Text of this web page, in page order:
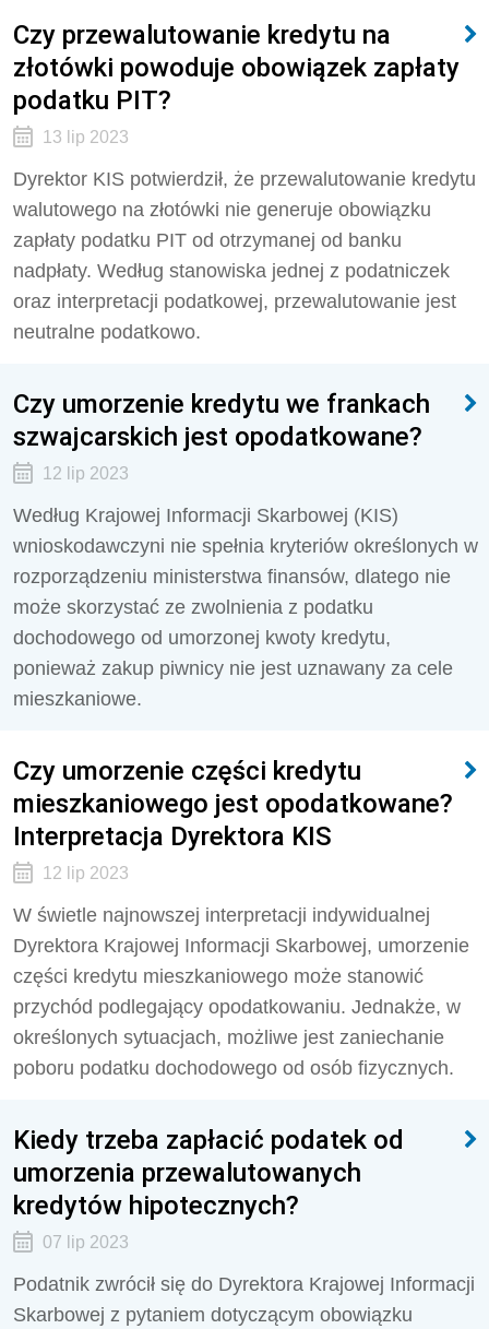
Czy przewalutowanie kredytu na
złotówki powoduje obowiązek zapłaty
podatku PIT?
13 lip 2023
Dyrektor KIS potwierdził, że przewalutowanie kredytu
walutowego na złotówki nie generuje obowiązku
zapłaty podatku PIT od otrzymanej od banku
nadpłaty. Według stanowiska jednej z podatniczek
oraz interpretacji podatkowej, przewalutowanie jest
neutralne podatkowo.
Czy umorzenie kredytu we frankach
szwajcarskich jest opodatkowane?
12 lip 2023
Według Krajowej Informacji Skarbowej (KIS)
wnioskodawczyni nie spełnia kryteriów określonych w
rozporządzeniu ministerstwa finansów, dlatego nie
może skorzystać ze zwolnienia z podatku
dochodowego od umorzonej kwoty kredytu,
ponieważ zakup piwnicy nie jest uznawany za cele
mieszkaniowe.
Czy umorzenie części kredytu
mieszkaniowego jest opodatkowane?
Interpretacja Dyrektora KIS
12 lip 2023
W świetle najnowszej interpretacji indywidualnej
Dyrektora Krajowej Informacji Skarbowej, umorzenie
części kredytu mieszkaniowego może stanowić
przychód podlegający opodatkowaniu. Jednakże, w
określonych sytuacjach, możliwe jest zaniechanie
poboru podatku dochodowego od osób fizycznych.
Kiedy trzeba zapłacić podatek od
umorzenia przewalutowanych
kredytów hipotecznych?
07 lip 2023
Podatnik zwrócił się do Dyrektora Krajowej Informacji
Skarbowej z pytaniem dotyczącym obowiązku